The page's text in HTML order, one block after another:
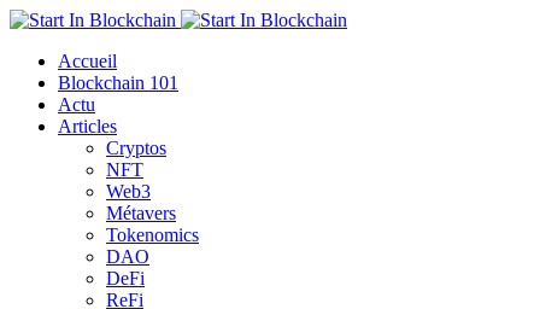
Accueil
Blockchain 101
Actu
Articles
Cryptos
NFT
Web3
Métavers
Tokenomics
DAO
DeFi
ReFi